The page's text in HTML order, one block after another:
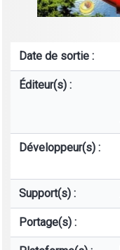
Date de sortie :
Éditeur(s) :
Développeur(s) :
Support(s) :
Portage(s) :